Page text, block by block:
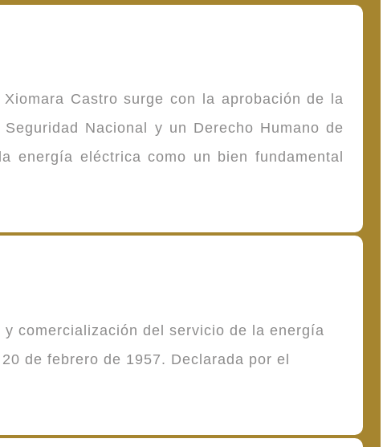
Castro surge con la aprobación de la
Nacional y un Derecho Humano de
energía eléctrica como un bien fundamental
comercialización del servicio de la energía
de febrero de 1957. Declarada por el